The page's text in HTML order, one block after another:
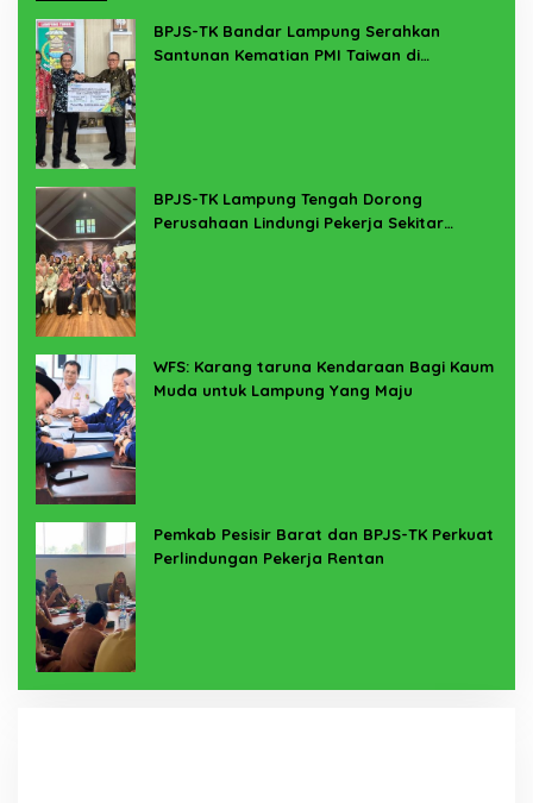
BPJS-TK Bandar Lampung Serahkan
Santunan Kematian PMI Taiwan di
BPJS-TK Lampung Tengah Dorong
Perusahaan Lindungi Pekerja Sekitar
WFS: Karang taruna Kendaraan Bagi Kaum
Muda untuk Lampung Yang Maju
Pemkab Pesisir Barat dan BPJS-TK Perkuat
Perlindungan Pekerja Rentan